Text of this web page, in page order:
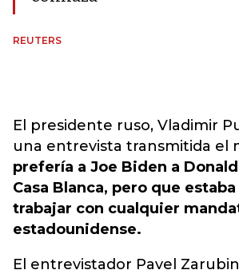
REUTERS
El presidente ruso, Vladimir
una entrevista transmitida el
prefería a Joe Biden a
Casa Blanca, pero que
trabajar con cualquier
estadounidense.
El entrevistador Pavel